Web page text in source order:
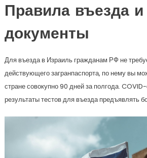
Правила въезда и
документы
Для въезда в Израиль гражданам РФ не
действующего загранпаспорта, по нему вы
стране совокупно 90 дней за полгода.
результаты тестов для въезда предъявлять